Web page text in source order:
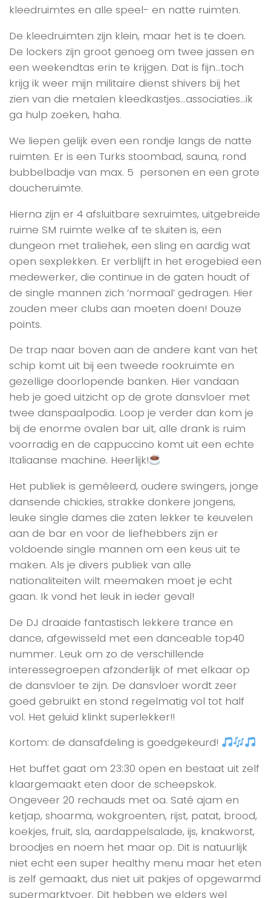
kleedruimtes en alle speel- en natte ruimten.
De kleedruimten zijn klein, maar het is te doen.
De lockers zijn groot genoeg om twee jassen en
een weekendtas erin te krijgen. Dat is fijn…toch
krijg ik weer mijn militaire dienst shivers bij het
zien van die metalen kleedkastjes…associaties…ik
ga hulp zoeken, haha.
We liepen gelijk even een rondje langs de natte
ruimten. Er is een Turks stoombad, sauna, rond
bubbelbadje van max. 5 personen en een grote
doucheruimte.
Hierna zijn er 4 afsluitbare sexruimtes, uitgebreide
ruime SM ruimte welke af te sluiten is, een
dungeon met traliehek, een sling en aardig wat
open sexplekken. Er verblijft in het erogebied een
medewerker, die continue in de gaten houdt of
de single mannen zich ‘normaal’ gedragen. Hier
zouden meer clubs aan moeten doen! Douze
points.
De trap naar boven aan de andere kant van het
schip komt uit bij een tweede rookruimte en
gezellige doorlopende banken. Hier vandaan
heb je goed uitzicht op de grote dansvloer met
twee danspaalpodia. Loop je verder dan kom je
bij de enorme ovalen bar uit, alle drank is ruim
voorradig en de cappuccino komt uit een echte
Italiaanse machine. Heerlijk!
Het publiek is gemêleerd, oudere swingers, jonge
dansende chickies, strakke donkere jongens,
leuke single dames die zaten lekker te keuvelen
aan de bar en voor de liefhebbers zijn er
voldoende single mannen om een keus uit te
maken. Als je divers publiek van alle
nationaliteiten wilt meemaken moet je echt
gaan. Ik vond het leuk in ieder geval!
De DJ draaide fantastisch lekkere trance en
dance, afgewisseld met een danceable top40
nummer. Leuk om zo de verschillende
interessegroepen afzonderlijk of met elkaar op
de dansvloer te zijn. De dansvloer wordt zeer
goed gebruikt en stond regelmatig vol tot half
vol. Het geluid klinkt superlekker!!
Kortom: de dansafdeling is goedgekeurd!
Het buffet gaat om 23:30 open en bestaat uit zelf
klaargemaakt eten door de scheepskok.
Ongeveer 20 rechauds met oa. Saté ajam en
ketjap, shoarma, wokgroenten, rijst, patat, brood,
koekjes, fruit, sla, aardappelsalade, ijs, knakworst,
broodjes en noem het maar op. Dit is natuurlijk
niet echt een super healthy menu maar het eten
is zelf gemaakt, dus niet uit pakjes of opgewarmd
supermarktvoer. Dit hebben we elders wel